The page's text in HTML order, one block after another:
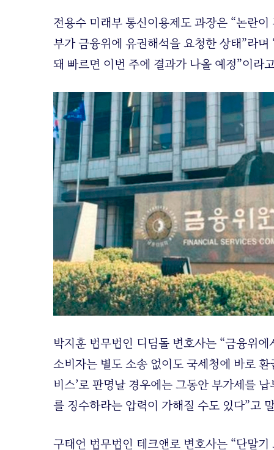
전용수 미래부 통신이용제도 과장은 “논란
부가 금융위에 유권해석을 요청한 상태”라
돼 빠르면 이번 주에 결과가 나올 예정”이라
박지훈 법무법인 디딤돌 변호사는 “금융위에
소비자는 별도 소송 없이도 국세청에 바로
비스’로 판명날 경우에는 그동안 부가세를
를 징수하라는 압력이 가해질 수도 있다”고
구태언 법무법인 테크앤로 변호사는 “단말